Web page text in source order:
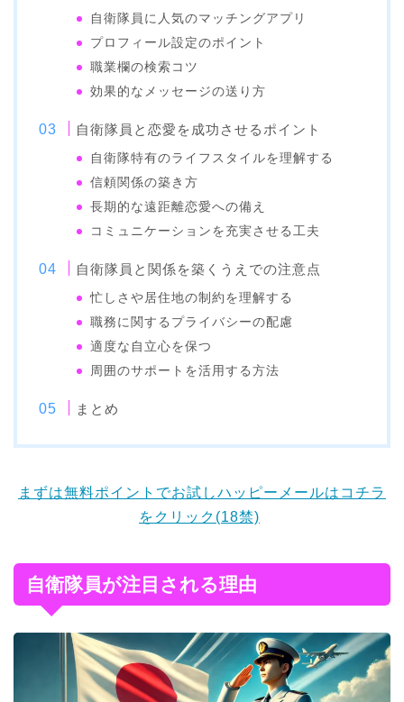
自衛隊員に人気のマッチングアプリ
プロフィール設定のポイント
職業欄の検索コツ
効果的なメッセージの送り方
自衛隊員と恋愛を成功させるポイント
自衛隊特有のライフスタイルを理解する
信頼関係の築き方
長期的な遠距離恋愛への備え
コミュニケーションを充実させる工夫
自衛隊員と関係を築くうえでの注意点
忙しさや居住地の制約を理解する
職務に関するプライバシーの配慮
適度な自立心を保つ
周囲のサポートを活用する方法
まとめ
まずは無料ポイントでお試しハッピーメールはコチラ
をクリック(18禁)
自衛隊員が注目される理由